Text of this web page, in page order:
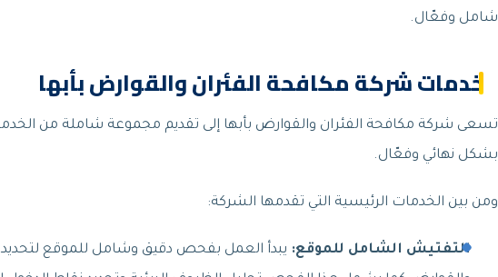
شامل وفعّال.
خدمات شركة مكافحة الفئران والقوارض بأبها
تسعى شركة مكافحة الفئران والقوارض بأبها إلى تقديم مجموعة شاملة من
بشكل نهائي وفعّال.
ومن بين الخدمات الرئيسية التي تقدمها الشركة:
التفتيش الشامل للموقع: يبدأ العمل بفحص دقيق وشامل للموقع لتحديد